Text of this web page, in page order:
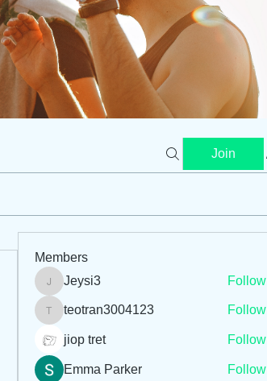
Join
Members
Jeysi3
Jeysi3 Follow
teotran3004123
teotran3004123 Follow
jiop tret Follow
Emma Parker Follow